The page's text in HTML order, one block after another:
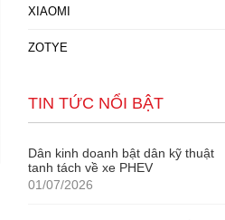
XIAOMI
ZOTYE
TIN TỨC NỔI BẬT
Dân kinh doanh bật dân kỹ thuật
tanh tách về xe PHEV
01/07/2026